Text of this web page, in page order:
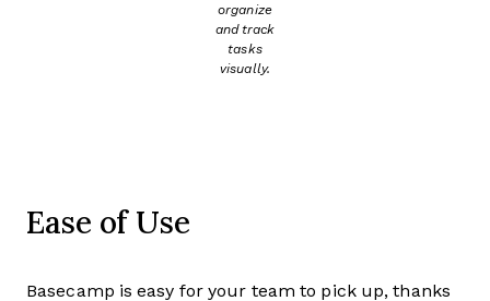
organize
and track
tasks
visually.
Ease of Use
Basecamp is easy for your team to pick up, thanks